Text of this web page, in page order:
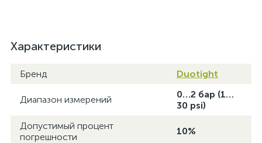
Характеристики
Бренд Duotight
Диапазон измерений
0…2 бар (1…
30 psi)
Допустимый процент
погрешности
10%